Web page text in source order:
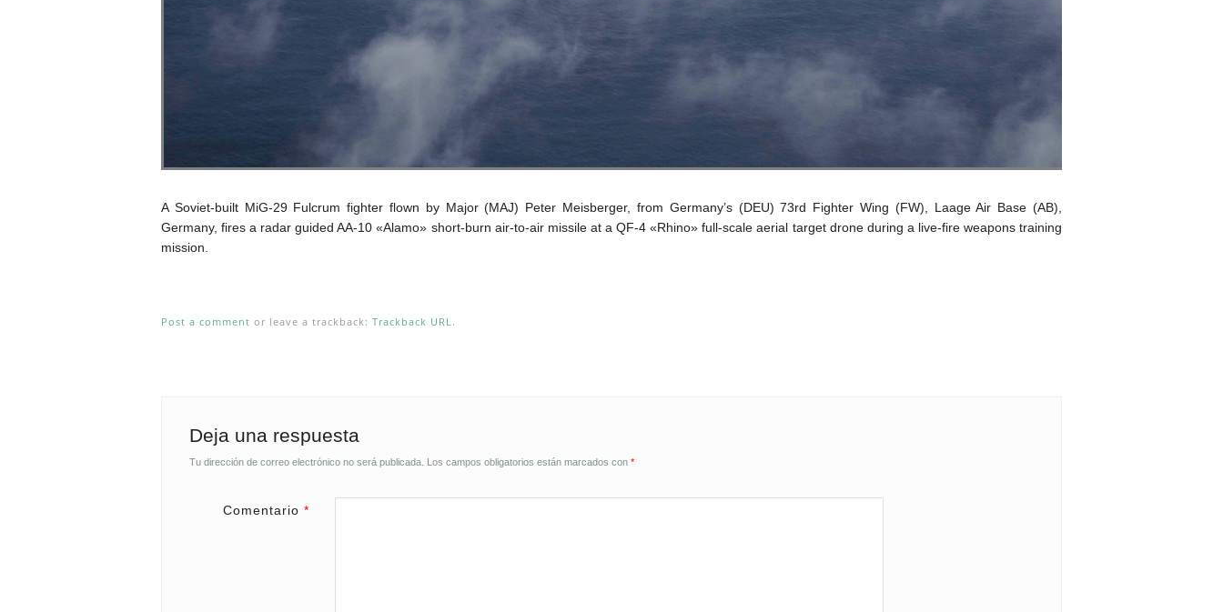
A Soviet-built MiG-29 Fulcrum fighter flown by Major (MAJ) Peter Meisberger, from Germany’s (DEU) 73rd Fighter Wing (FW), Laage Air Base (AB),
Germany, fires a radar guided AA-10 «Alamo» short-burn air-to-air missile at a QF-4 «Rhino» full-scale aerial target drone during a live-fire weapons training
mission.
Post a comment or leave a trackback: Trackback URL .
Deja una respuesta
Tu dirección de correo electrónico no será publicada. Los campos obligatorios están marcados con *
Comentario *